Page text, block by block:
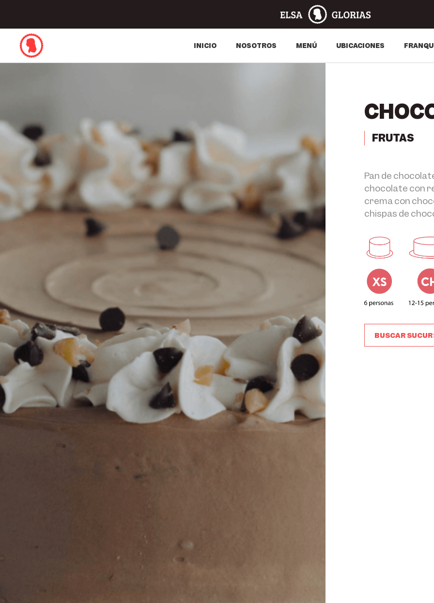
INICIO NOSOTROS MENÚ UBICACIONES
FRUTAS
Pan de
chocolate con
crema con
chispas de
BUSCAR